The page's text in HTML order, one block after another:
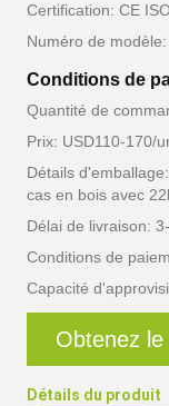
Certification: CE ISO
Numéro de
Conditions de
Quantité de
Prix: USD110-170/
Détails
cas en bois avec
Délai de livraison:
Conditions de
Capacité
Obtenez
Détails du produit